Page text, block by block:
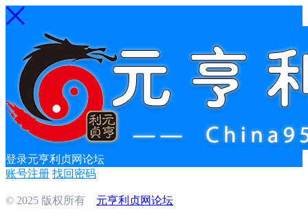
登录元亨利贞网论坛
账号注册 找回密码
© 2025 版权所有 元亨利贞网论坛